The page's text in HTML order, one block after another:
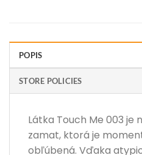
POPIS
STORE POLICIES
Látka Touch Me 003
zamat, ktorá je
obľúbená. Vďaka